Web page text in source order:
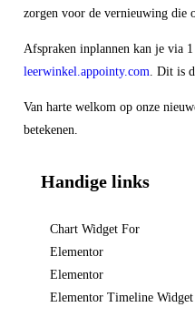
zorgen voor de vernieuwing die
Afspraken inplannen kan je via
leerwinkel.appointy.com . Dit is
Van harte welkom op onze
betekenen.
Handige links
Chart Widget For
Elementor
Elementor
Elementor Timeline Widget